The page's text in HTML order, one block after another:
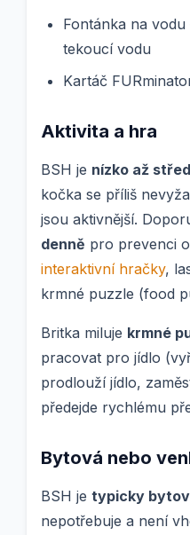
Fontánka na
tekoucí vodu
Kartáč
Aktivita a hra
BSH je nízko až
kočka se příliš
jsou aktivnější.
denně pro prevenci
interaktivní hračky,
krmné puzzle (food
Britka miluje krmné
pracovat pro jídlo
prodlouží jídlo,
předejde rychlému
Bytová nebo
BSH je typicky
nepotřebuje a není